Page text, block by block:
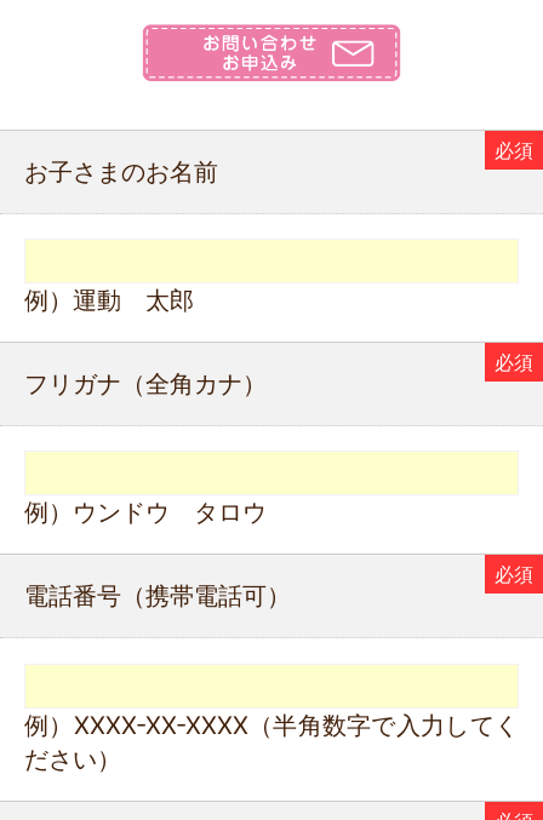
お子さまのお名前
例）運動 太郎
フリガナ（全角カナ）
例）ウンドウ タロウ
電話番号（携帯電話可）
例）XXXX-XX-XXXX（半角数字で入力してく
ださい）